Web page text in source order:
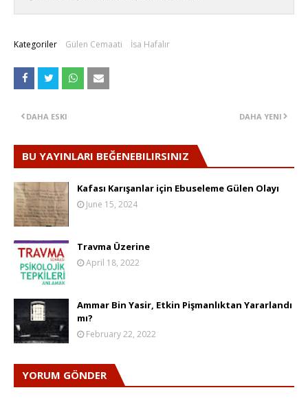
Kategoriler Gülen Cemaati İsa Hafalır
DAHA YENI
DAHA ESKI
BU YAYINLARI BEĞENEBILIRSINIZ
Kafası Karışanlar için Ebuseleme Gülen Olayı
June 15, 2024
Travma Üzerine
April 18, 2022
Ammar Bin Yasir, Etkin Pişmanlıktan Yararlandı
mı?
February 22, 2022
YORUM GÖNDER